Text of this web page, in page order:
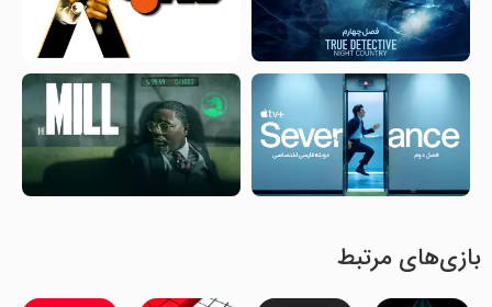
بازی‌های مرتبط